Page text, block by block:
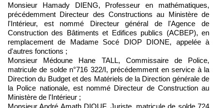
Monsieur Hamady DIENG, Professeur en mathématiques,
précédemment Directeur des Constructions au Ministère de
l'Intérieur, est nommé Directeur général de l'Agence de
Construction des Bâtiments et Edifices publics (ACBEP), en
remplacement de Madame Socé DIOP DIONE, appelée à
d'autres fonctions ;
Monsieur Médoune Hane TALL, Commissaire de Police,
matricule de solde n°716 322/I, précédemment en service à la
Direction du Budget et des Matériels de la Direction générale de
la Police nationale, est nommé Directeur de Construction au
Ministère de l'Intérieur ;
Monsieur André Amath DIOUF, Juriste, matricule de solde 724